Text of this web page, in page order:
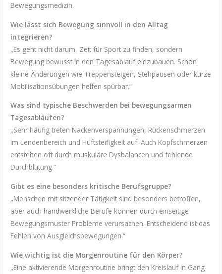
Bewegungsmedizin.
Wie lässt sich Bewegung sinnvoll in den Alltag
integrieren?
„Es geht nicht darum, Zeit für Sport zu finden, sondern
Bewegung bewusst in den Tagesablauf einzubauen. Schon
kleine Änderungen wie Treppensteigen, Stehpausen oder kurze
Mobilisationsübungen helfen spürbar.“
Was sind typische Beschwerden bei bewegungsarmen
Tagesabläufen?
„Sehr häufig treten Nackenverspannungen, Rückenschmerzen
im Lendenbereich und Hüftsteifigkeit auf. Auch Kopfschmerzen
entstehen oft durch muskuläre Dysbalancen und fehlende
Durchblutung.“
Gibt es eine besonders kritische Berufsgruppe?
„Menschen mit sitzender Tätigkeit sind besonders betroffen,
aber auch handwerkliche Berufe können durch einseitige
Bewegungsmuster Probleme verursachen. Entscheidend ist das
Fehlen von Ausgleichsbewegungen.“
Wie wichtig ist die Morgenroutine für den Körper?
„Eine aktivierende Morgenroutine bringt den Kreislauf in Gang